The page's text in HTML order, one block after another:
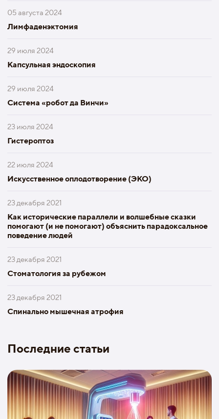
05 августа 2024
Лимфаденэктомия
29 июля 2024
Капсульная эндоскопия
29 июля 2024
Система «робот да Винчи»
23 июля 2024
Гистероптоз
22 июля 2024
Искусственное оплодотворение (ЭКО)
23 декабря 2021
Как исторические параллели и волшебные сказки
помогают (и не помогают) объяснить парадоксальное
поведение людей
23 декабря 2021
Стоматология за рубежом
23 декабря 2021
Спинально мышечная атрофия
Последние статьи